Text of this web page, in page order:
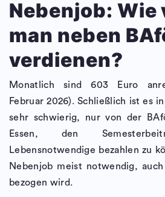
Nebenjob: Wie
man neben
verdienen?
Monatlich sind 603 Euro
Februar 2026). Schließlich ist es
sehr schwierig, nur von der
Essen, den
Lebensnotwendige bezahlen zu
Nebenjob meist notwendig,
bezogen wird.